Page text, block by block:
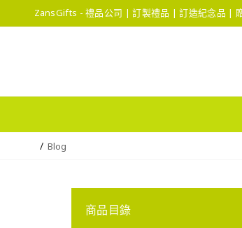
ZansGifts - 禮品公司 | 訂製禮品 | 訂造紀念品 |
Blog
商品目錄